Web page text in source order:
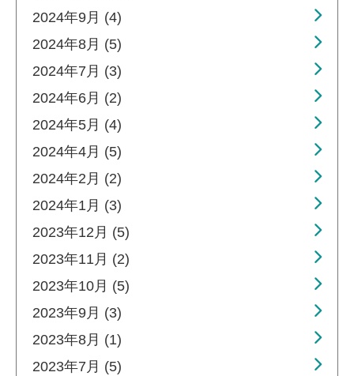
2024年9月 (4)
2024年8月 (5)
2024年7月 (3)
2024年6月 (2)
2024年5月 (4)
2024年4月 (5)
2024年2月 (2)
2024年1月 (3)
2023年12月 (5)
2023年11月 (2)
2023年10月 (5)
2023年9月 (3)
2023年8月 (1)
2023年7月 (5)